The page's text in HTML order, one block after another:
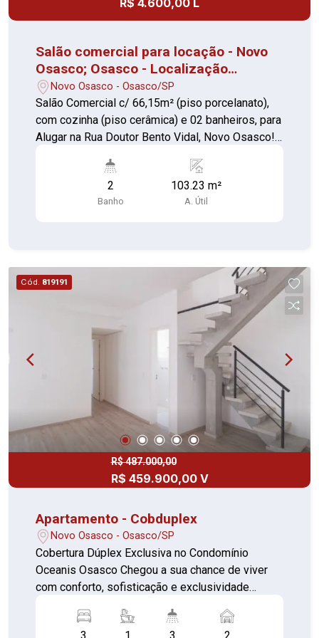
R$ 4.600,00 L
Salão comercial para locação - Novo
Osasco; Osasco - Localização
privilegiada
Novo Osasco - Osasco/SP
Salão Comercial c/ 66,15m² (piso porcelanato),
com cozinha (piso cerâmica) e 02 banheiros, para
Alugar na Rua Doutor Bento Vidal, Novo Osasco!
comércio ou prestação de serviços. -
Localização privilegiada, com grande fluxo de
pessoas e fácil acesso. - Estrutura pronta para
Osasco!
2
Banho
103.23 m²
A. Útil
Cód. 819191
R$ 487.000,00
R$ 459.900,00 V
Apartamento - Cobduplex
Novo Osasco - Osasco/SP
Cobertura Dúplex Exclusiva no Condomínio
Oceanis Osasco Chegou a sua chance de viver
com conforto, sofisticação e exclusividade
habitada, perfeita para quem busca um novo